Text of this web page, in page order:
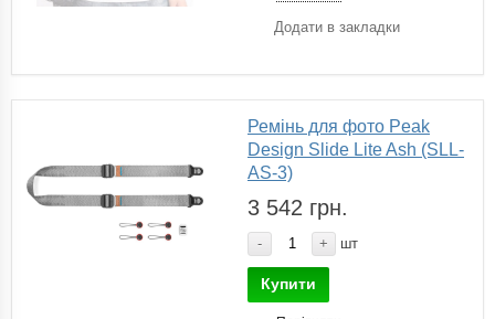
Додати в закладки
Ремінь для фото Peak
Design Slide Lite Ash (SLL-
AS-3)
3 542 грн.
- + шт
Купити